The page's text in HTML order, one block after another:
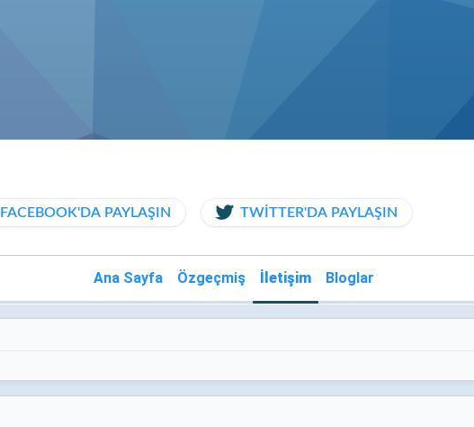
FACEBOOK'DA PAYLAŞIN TWITTER'DA PAYLAŞIN
Ana Sayfa Özgeçmiş İletişim Bloglar